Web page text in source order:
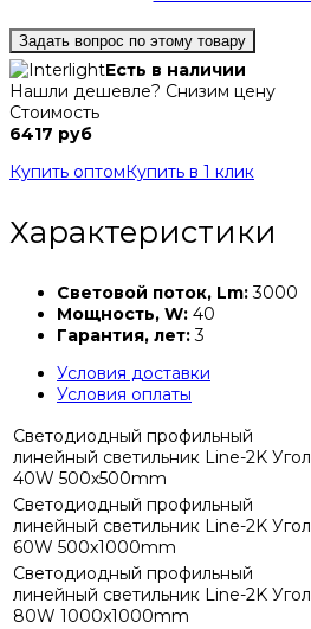
Задать вопрос по этому товару
Есть в наличии
Нашли дешевле? Снизим цену
Стоимость
6417 руб
Купить оптом Купить в 1 клик
Характеристики
Световой поток, Lm:3000
Мощность, W: 40
Гарантия, лет:3
Условия доставки
Условия оплаты
Светодиодный профильный
линейный светильник Line-2K Угол
40W 500х500mm
Светодиодный профильный
линейный светильник Line-2K Угол
60W 500x1000mm
Светодиодный профильный
линейный светильник Line-2K Угол
80W 1000x1000mm